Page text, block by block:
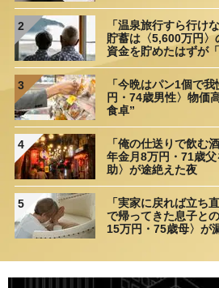
2
「温泉旅行すら行け
貯蓄は〈5,600万円
資金を貯めたはずが
3
「今晩はパン1個で
円・74歳男性〉物価
食卓”
4
「俺の仕送りで飲む
年金月8万円・71歳
助〉が途絶えた夜
5
「実家に戻れば立ち
で帰ってきた息子と
15万円・75歳母〉が